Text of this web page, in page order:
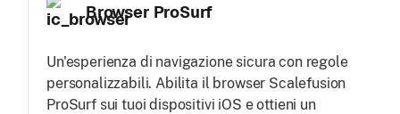
Browser ProSurf
Un'esperienza di navigazione sicura con regole
personalizzabili. Abilita il browser Scalefusion
ProSurf sui tuoi dispositivi iOS e ottieni un